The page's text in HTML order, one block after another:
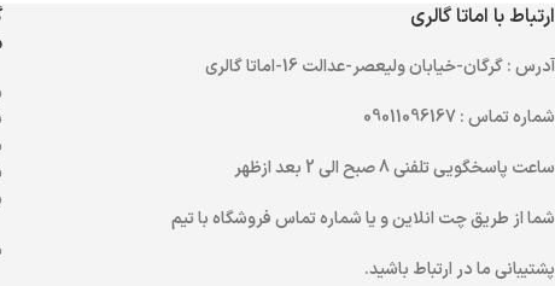
ارتباط با اماتا گالری
آدرس: گرگان-خیابان ولیعصر-عدالت 16-اماتا گالری
شماره تماس: 09011096167
ساعت پاسخگویی تلفنی
شما از طریقچت انلاینو یاشماره تماسفروشگاه با تیم
پشتیبانی ما در ارتباط باشید.